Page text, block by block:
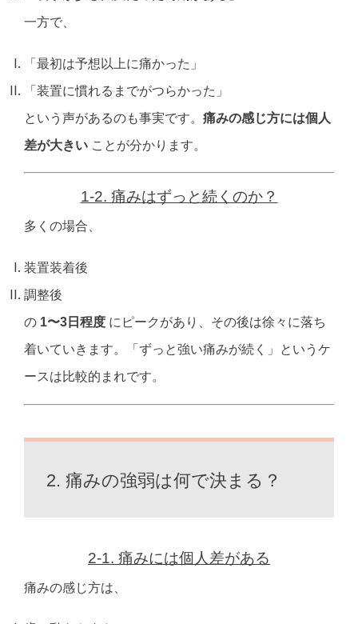
一方で、
「最初は予想以上に痛かった」
「装置に慣れるまでがつらかった」
という声があるのも事実です。 痛みの感じ方には個人
差が大きい ことが分かります。
1-2. 痛みはずっと続くのか？
多くの場合、
装置装着後
調整後
の 1〜3日程度 にピークがあり、 その後は徐々に落ち
着いていきます。
「ずっと強い痛みが続く」というケ
ースは比較的まれです。
2. 痛みの強弱は何で決まる？
2-1. 痛みには個人差がある
痛みの感じ方は、